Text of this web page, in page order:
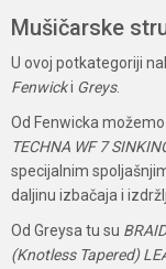
Mušičarske
U ovoj potkategoriji
Fenwicki Greys.
Od Fenwicka
TECHNA WF 7
specijalnim
daljinu izbačaja i
Od Greysa tu su
(Knotless Tapered)